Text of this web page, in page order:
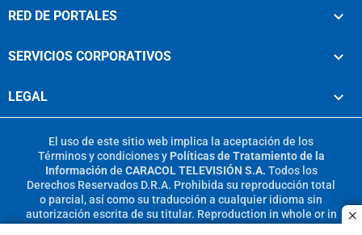
RED DE PORTALES
SERVICIOS CORPORATIVOS
LEGAL
El uso de este sitio web implica la aceptación de los
Términos y condicionesy Políticas de Tratamiento de la
Información de CARACOL TELEVISIÓN S.A. Todos los
Derechos Reservados D.R.A. Prohibida su reproducción total
o parcial, así como su traducción a cualquier idioma sin
autorización escrita de su titular. Reproduction in whole or in